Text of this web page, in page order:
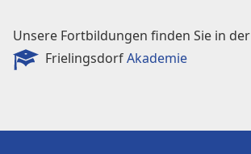
Unsere Fortbildungen finden Sie in der
FrielingsdorfAkademie